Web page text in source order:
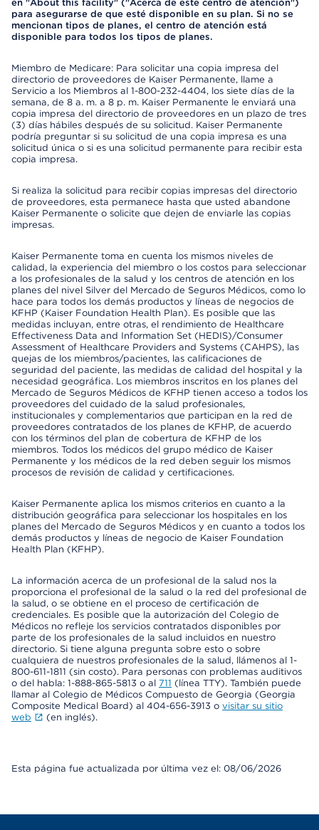
en "About this facility" ("Acerca de este centro de atención")
para asegurarse de que esté disponible en su plan. Si no se
mencionan tipos de planes, el centro de atención está
disponible para todos los tipos de planes.
Miembro de Medicare: Para solicitar una copia impresa del
directorio de proveedores de Kaiser Permanente, llame a
Servicio a los Miembros al 1-800-232-4404, los siete días de la
semana, de 8 a. m. a 8 p. m. Kaiser Permanente le enviará una
copia impresa del directorio de proveedores en un plazo de tres
(3) días hábiles después de su solicitud. Kaiser Permanente
podría preguntar si su solicitud de una copia impresa es una
solicitud única o si es una solicitud permanente para recibir esta
copia impresa.
Si realiza la solicitud para recibir copias impresas del directorio
de proveedores, esta permanece hasta que usted abandone
Kaiser Permanente o solicite que dejen de enviarle las copias
impresas.
Kaiser Permanente toma en cuenta los mismos niveles de
calidad, la experiencia del miembro o los costos para seleccionar
a los profesionales de la salud y los centros de atención en los
planes del nivel Silver del Mercado de Seguros Médicos, como lo
hace para todos los demás productos y líneas de negocios de
KFHP (Kaiser Foundation Health Plan). Es posible que las
medidas incluyan, entre otras, el rendimiento de Healthcare
Effectiveness Data and Information Set (HEDIS)/Consumer
Assessment of Healthcare Providers and Systems (CAHPS), las
quejas de los miembros/pacientes, las calificaciones de
seguridad del paciente, las medidas de calidad del hospital y la
necesidad geográfica. Los miembros inscritos en los planes del
Mercado de Seguros Médicos de KFHP tienen acceso a todos los
proveedores del cuidado de la salud profesionales,
institucionales y complementarios que participan en la red de
proveedores contratados de los planes de KFHP, de acuerdo
con los términos del plan de cobertura de KFHP de los
miembros. Todos los médicos del grupo médico de Kaiser
Permanente y los médicos de la red deben seguir los mismos
procesos de revisión de calidad y certificaciones.
Kaiser Permanente aplica los mismos criterios en cuanto a la
distribución geográfica para seleccionar los hospitales en los
planes del Mercado de Seguros Médicos y en cuanto a todos los
demás productos y líneas de negocio de Kaiser Foundation
Health Plan (KFHP).
La información acerca de un profesional de la salud nos la
proporciona el profesional de la salud o la red del profesional de
la salud, o se obtiene en el proceso de certificación de
credenciales. Es posible que la autorización del Colegio de
Médicos no refleje los servicios contratados disponibles por
parte de los profesionales de la salud incluidos en nuestro
directorio. Si tiene alguna pregunta sobre esto o sobre
cualquiera de nuestros profesionales de la salud, llámenos al 1-
800-611-1811 (sin costo). Para personas con problemas auditivos
o del habla: 1-888-865-5813 o al 711 (línea TTY). También puede
llamar al Colegio de Médicos Compuesto de Georgia (Georgia
Composite Medical Board) al 404-656-3913 o visitar su sitio
web
(en inglés).
Esta página fue actualizada por última vez el: 08/06/2026